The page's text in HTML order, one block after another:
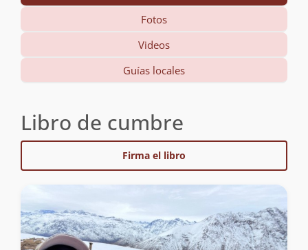
Fotos
Videos
Guías locales
Libro de cumbre
Firma el libro